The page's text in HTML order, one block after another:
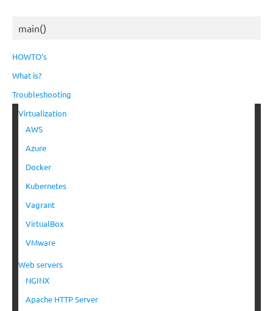
main()
HOWTO’s
What is?
Troubleshooting
Virtualization
AWS
Azure
Docker
Kubernetes
Vagrant
VirtualBox
VMware
Web servers
NGINX
Apache HTTP Server